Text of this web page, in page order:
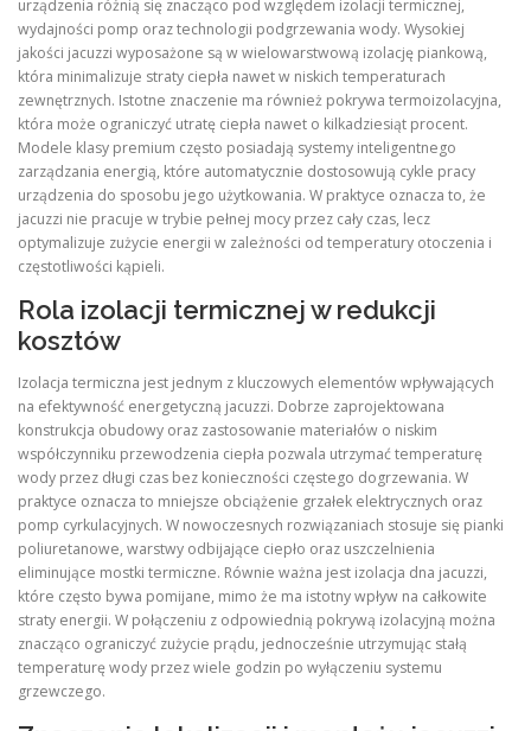
urządzenia różnią się znacząco pod względem izolacji termicznej,
wydajności pomp oraz technologii podgrzewania wody. Wysokiej
jakości jacuzzi wyposażone są w wielowarstwową izolację piankową,
która minimalizuje straty ciepła nawet w niskich temperaturach
zewnętrznych. Istotne znaczenie ma również pokrywa termoizolacyjna,
która może ograniczyć utratę ciepła nawet o kilkadziesiąt procent.
Modele klasy premium często posiadają systemy inteligentnego
zarządzania energią, które automatycznie dostosowują cykle pracy
urządzenia do sposobu jego użytkowania. W praktyce oznacza to, że
jacuzzi nie pracuje w trybie pełnej mocy przez cały czas, lecz
optymalizuje zużycie energii w zależności od temperatury otoczenia i
częstotliwości kąpieli.
Rola izolacji termicznej w redukcji
kosztów
Izolacja termiczna jest jednym z kluczowych elementów wpływających
na efektywność energetyczną jacuzzi. Dobrze zaprojektowana
konstrukcja obudowy oraz zastosowanie materiałów o niskim
współczynniku przewodzenia ciepła pozwala utrzymać temperaturę
wody przez długi czas bez konieczności częstego dogrzewania. W
praktyce oznacza to mniejsze obciążenie grzałek elektrycznych oraz
pomp cyrkulacyjnych. W nowoczesnych rozwiązaniach stosuje się pianki
poliuretanowe, warstwy odbijające ciepło oraz uszczelnienia
eliminujące mostki termiczne. Równie ważna jest izolacja dna jacuzzi,
które często bywa pomijane, mimo że ma istotny wpływ na całkowite
straty energii. W połączeniu z odpowiednią pokrywą izolacyjną można
znacząco ograniczyć zużycie prądu, jednocześnie utrzymując stałą
temperaturę wody przez wiele godzin po wyłączeniu systemu
grzewczego.